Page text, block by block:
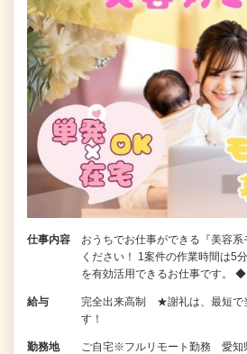
仕事内容
おうちでお仕事ができる『美容
ください！ 1案件の作業時間は5
を有効活用できるお仕事です。
給与
完全出来高制 ★謝礼は、最短で
す！
勤務地
ご自宅※フルリモート勤務 愛知